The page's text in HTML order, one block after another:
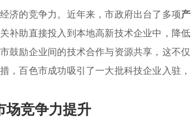
济的竞争力。近年来，市政府出台了多项产
补助直接投入到本地高新技术企业中，降低
鼓励企业间的技术合作与资源共享，这不仅
，百色市成功吸引了一大批科技企业入驻，
场竞争力提升